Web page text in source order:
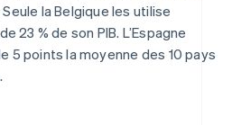
la Belgique les utilise
23 % de son PIB. L’Espagne
5 points la moyenne des 10 pays